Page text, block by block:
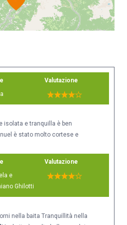
Valutazione
isolata e tranquilla è ben
è stato molto cortese e
e
Ghilotti
Valutazione
nella baita Tranquillità nella